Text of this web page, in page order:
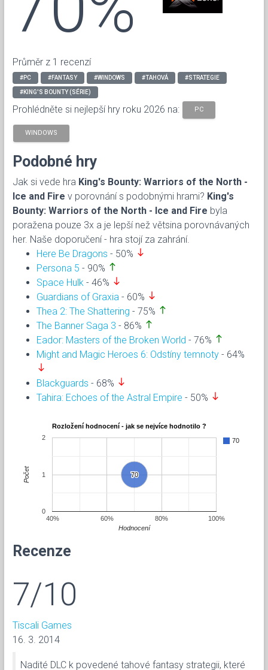
Průměr z 1 recenzí
#PC #FANTASY #WINDOWS #TAHOVÁ #STRATEGIE
#KING'S BOUNTY (SÉRIE)
Prohlédněte si nejlepší hry roku 2026 na: PC
WINDOWS
Podobné hry
Jak si vede hra King's Bounty: Warriors of the North -
Ice and Fire v porovnání s podobnými hrami? King's
Bounty: Warriors of the North - Ice and Fire byla
poražena pouze 3x a je lepší než větsina porovnávaných
her. Naše doporučení - hra stojí za zahrání.
Here Be Dragons - 50% south
Persona 5 - 90% north
Space Hulk - 46% south
Guardians of Graxia - 60% south
Thea 2: The Shattering - 75% north
The Banner Saga 3 - 86% north
Eador: Masters of the Broken World - 76% north
Might and Magic Heroes 6: Odstíny temnoty - 64%
south
Blackguards - 68% south
Tahira: Echoes of the Astral Empire - 50% south
Rozložení hodnocení - jak se nejvíce hodnotilo ?
70
70
70
40% 60% 80% 100%
0
1
2
Hodnocení
Počet
Recenze
7/10
Tiscali Games
16. 3. 2014
Nadité DLC k povedené tahové fantasy strategii, které